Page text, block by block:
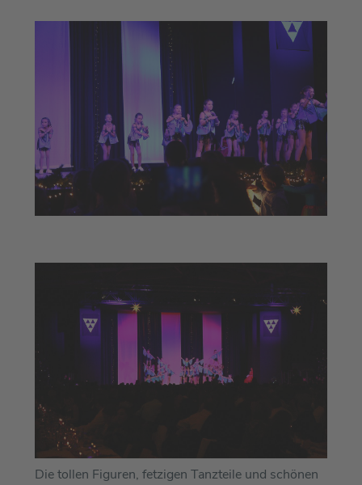
Die tollen Figuren, fetzigen Tanzteile und schönen